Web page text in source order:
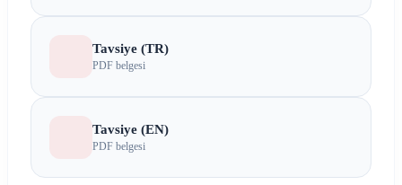
Tavsiye (TR)
PDF belgesi
Tavsiye (EN)
PDF belgesi